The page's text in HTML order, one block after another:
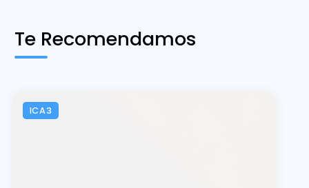
Te Recomendamos
ICA3